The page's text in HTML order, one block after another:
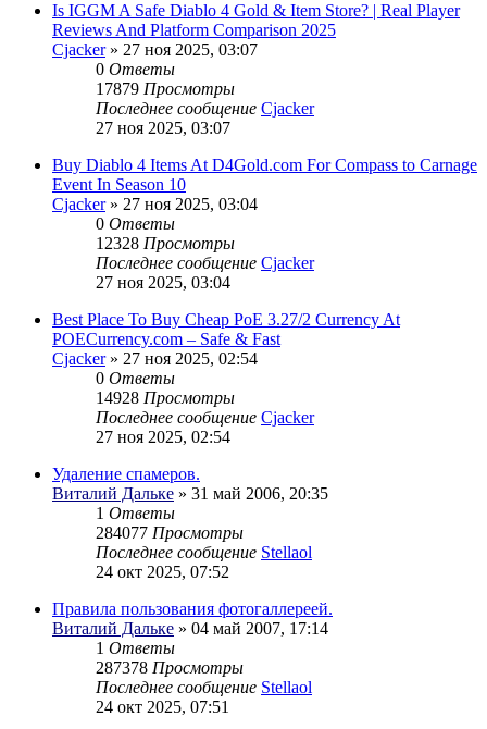
Is IGGM A Safe Diablo 4 Gold & Item Store? | Real Player
Reviews And Platform Comparison 2025
Cjacker» 27 ноя 2025, 03:07
0 Ответы
17879 Просмотры
Последнее сообщение Cjacker
27 ноя 2025, 03:07
Buy Diablo 4 Items At D4Gold.com For Compass to Carnage
Event In Season 10
Cjacker» 27 ноя 2025, 03:04
0 Ответы
12328 Просмотры
Последнее сообщение Cjacker
27 ноя 2025, 03:04
Best Place To Buy Cheap PoE 3.27/2 Currency At
POECurrency.com – Safe & Fast
Cjacker» 27 ноя 2025, 02:54
0 Ответы
14928 Просмотры
Последнее сообщение Cjacker
27 ноя 2025, 02:54
Удаление спамеров.
Виталий Дальке » 31 май 2006, 20:35
1 Ответы
284077 Просмотры
Последнее сообщение Stellaol
24 окт 2025, 07:52
Правила пользования фотогаллереей.
Виталий Дальке » 04 май 2007, 17:14
1 Ответы
287378 Просмотры
Последнее сообщение Stellaol
24 окт 2025, 07:51